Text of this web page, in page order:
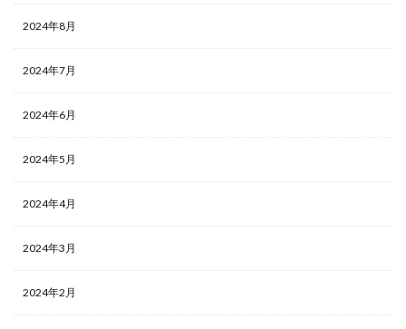
2024年8月
2024年7月
2024年6月
2024年5月
2024年4月
2024年3月
2024年2月